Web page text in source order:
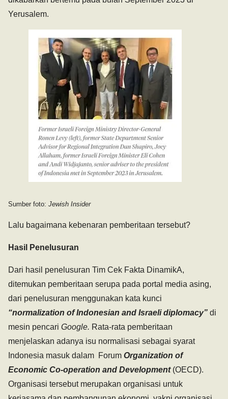
Yerusalem.
Sumber foto: Jewish Insider
Lalu bagaimana kebenaran pemberitaan tersebut?
Hasil Penelusuran
Dari hasil penelusuran Tim Cek Fakta DinamikA,
ditemukan pemberitaan serupa pada portal media asing,
dari penelusuran menggunakan kata kunci
“normalization of Indonesian and Israeli diplomacy” di
mesin pencari Google. Rata-rata pemberitaan
menjelaskan adanya isu normalisasi sebagai syarat
Indonesia masuk dalam Forum Organization of
Economic Co-operation and Development (OECD).
Organisasi tersebut merupakan organisasi untuk